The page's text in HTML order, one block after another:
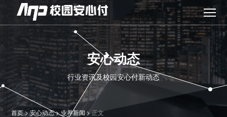
安心动态
行业资讯及校园安心付新动态
首页>安心动态>业界新闻 >正文